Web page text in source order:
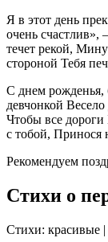
Я в этот день
очень
течет рекой,
стороной Тебя
С днем
девчонкой
Чтобы все дороги
с тобой,
Рекомендуем
Стихи о
Стихи: красивые |